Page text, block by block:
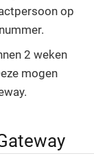
op
2 weken
mogen